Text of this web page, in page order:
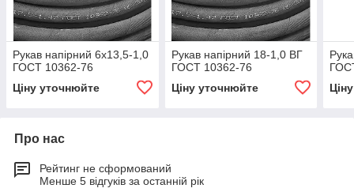
Рукав напірний 6х13,5-1,0
ГОСТ 10362-76
Ціну уточнюйте
Рукав напірний 18-1,0 ВГ
ГОСТ 10362-76
Ціну уточнюйте
Про нас
Рейтинг не сформований
Менше 5 відгуків за останній рік